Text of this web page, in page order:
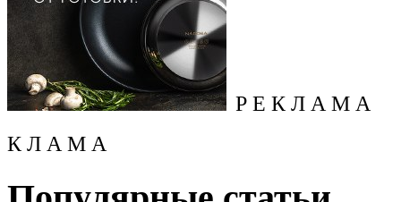
Р Е К Л А М А
К Л А М А